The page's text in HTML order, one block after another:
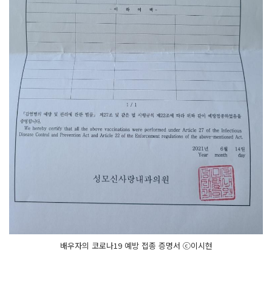
배우자의 코로나19 예방 접종 증명서 ⓒ이시현